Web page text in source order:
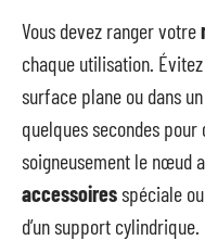
Vous devez ranger votre
chaque utilisation.
surface plane ou dans
quelques secondes
soigneusement le nœud
accessoiresspéciale
d’un support cylindrique.